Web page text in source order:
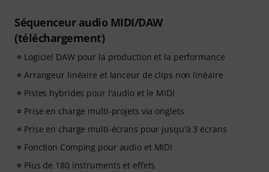
valable du 15.07. au 14.10.2026. Ce bon vous donne un
accès complet à des cours en ligne premium axés sur
les techniques de production modernes, la création de
rythmes, l'édition de voix, les flux de travail créatifs et
le design sonore.
ligne créé avec des professionnels de l'industrie tels
que Sam Pounds (Chris Brown, Dr. Dre), Printz Board
(Black Eyed Peas, Justin Timberlake) et Chris Kasych
de 500 leçons vidéo conçues pour les producteurs,
créateurs et auteurs-compositeurs - production avec
Séquenceur audio MIDI/DAW
(téléchargement)
Logiciel DAW pour la production et la performance
Arrangeur linéaire et lanceur de clips non linéaire
Pistes hybrides pour l'audio et le MIDI
Prise en charge multi-projets via onglets
Prise en charge multi-écrans pour jusqu'à 3 écrans
Fonction Comping pour audio et MIDI
Plus de 180 instruments et effets